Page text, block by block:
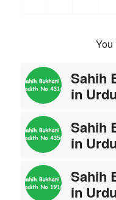
You
Sahih
in
Sahih
in
Sahih
in